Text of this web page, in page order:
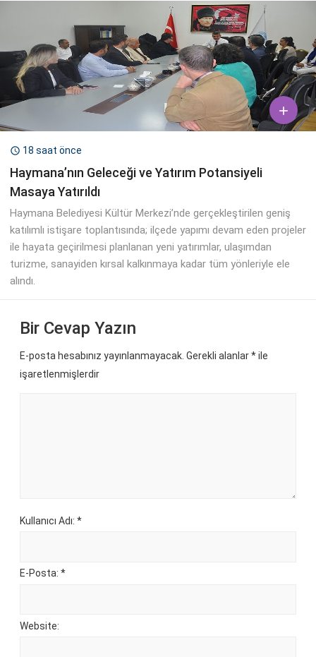

 18 saat önce
Haymana’nın Geleceği ve Yatırım Potansiyeli
Masaya Yatırıldı
Haymana Belediyesi Kültür Merkezi’nde gerçekleştirilen geniş
katılımlı istişare toplantısında; ilçede yapımı devam eden projeler
ile hayata geçirilmesi planlanan yeni yatırımlar, ulaşımdan
turizme, sanayiden kırsal kalkınmaya kadar tüm yönleriyle ele
alındı.
Bir Cevap Yazın
E-posta hesabınız yayınlanmayacak. Gerekli alanlar*ile
işaretlenmişlerdir
Kullanıcı Adı: *
E-Posta: *
Website: